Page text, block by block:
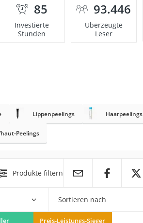
85
Investierte
Stunden
93.446
Überzeugte
Leser
Lippenpeelings Haarpeelings
Peelings
Produkte filtern
Sortieren nach
Preis-Leistungs-Sieger